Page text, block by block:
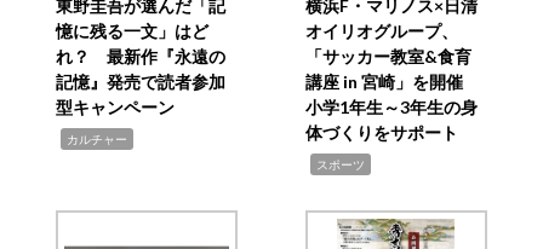
東野圭吾が選んだ「記
憶に残る一文」はど
れ？ 最新作『永遠の
記憶』発売で読者参加
型キャンペーン
カルチャー
横浜F・マリノス×日清
オイリオグループ、
「サッカー教室&食育
講座 in 宮崎」を開催
小学1年生～3年生の身
体づくりをサポート
スポーツ